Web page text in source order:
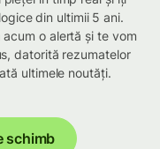
din ultimii 5 ani.
o alertă și te vom
datorită rezumatelor
ultimele noutăți.
schimb